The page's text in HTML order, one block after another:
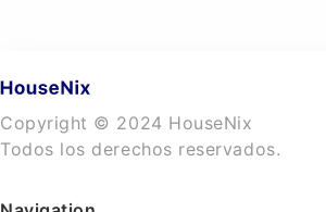
Copyright © 2024 HouseNix
Todos los derechos reservados.